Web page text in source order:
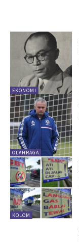
EKONOMI
OLAHRAGA
KOLOM